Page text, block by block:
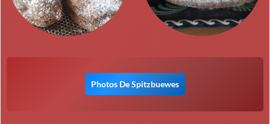
Photos De Spitzbuewes